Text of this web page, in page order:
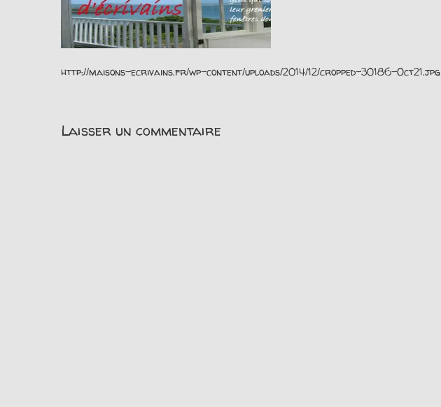
http://maisons-ecrivains.fr/wp-content/uploads/2014/12/cropped-30186-Oct21.jpg
Laisser un commentaire